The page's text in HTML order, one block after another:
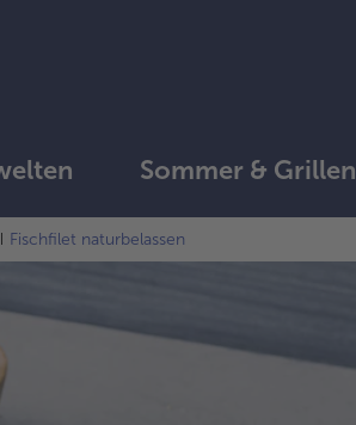
Sommer & Grillen
Fischfilet naturbelassen